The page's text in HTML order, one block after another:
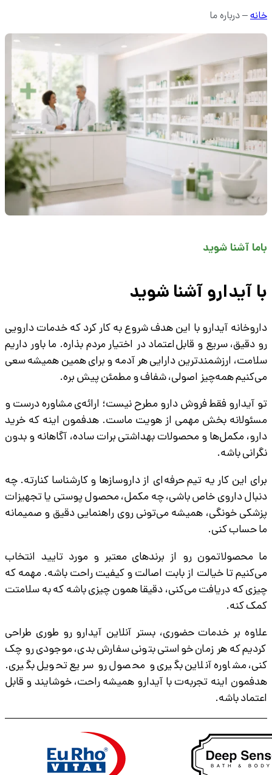
خانه–درباره ما
باما آشنا شوید
با آیدارو آشنا شوید
داروخانه آیدارو با این هدف شروع به کار کرد که خدمات دارویی
رو دقیق، سریع و قابل‌اعتماد در اختیار مردم بذاره. ما باور داریم
سلامت، ارزشمندترین دارایی هر آدمه و برای همین همیشه سعی
می‌کنیم همه‌چیز اصولی، شفاف و مطمئن پیش بره.
تو آیدارو فقط فروش دارو مطرح نیست؛ ارائه‌ی مشاوره درست و
مسئولانه بخش مهمی از هویت ماست. هدفمون اینه که خرید
دارو، مکمل‌ها و محصولات بهداشتی برات ساده، آگاهانه و بدون
نگرانی باشه.
برای این کار یه تیم حرفه‌ای از داروسازها و کارشناسا کنارته. چه
دنبال داروی خاص باشی، چه مکمل، محصول پوستی یا تجهیزات
پزشکی خونگی، همیشه می‌تونی روی راهنمایی دقیق و صمیمانه
ما حساب کنی.
ما محصولاتمون رو از برندهای معتبر و مورد تایید انتخاب
می‌کنیم تا خیالت از بابت اصالت و کیفیت راحت باشه. مهمه که
چیزی که دریافت می‌کنی، دقیقا همون چیزی باشه که به سلامتت
کمک کنه.
علاوه بر خدمات حضوری، بستر آنلاین آیدارو رو طوری طراحی
کردیم که هر زمان خواستی بتونی سفارش بدی، موجودی رو چک
کنی، مشاوره آنلاین بگیری و محصول رو سریع تحویل بگیری.
هدفمون اینه تجربه‌ت با آیدارو همیشه راحت، خوشایند و قابل
اعتماد باشه.